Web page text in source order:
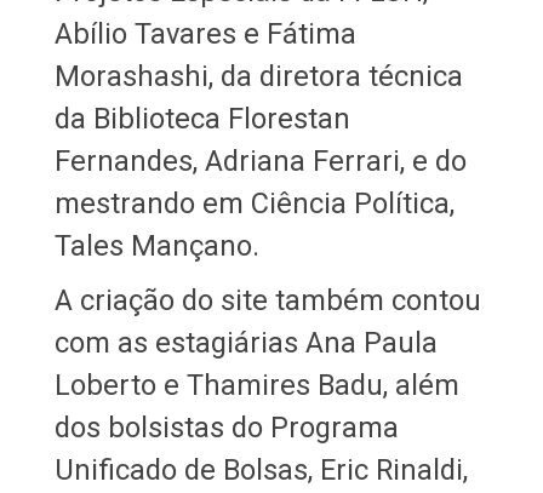
Abílio Tavares e Fátima
Morashashi, da diretora técnica
da Biblioteca Florestan
Fernandes, Adriana Ferrari, e do
mestrando em Ciência Política,
Tales Mançano.
A criação do site também contou
com as estagiárias Ana Paula
Loberto e Thamires Badu, além
dos bolsistas do Programa
Unificado de Bolsas, Eric Rinaldi,